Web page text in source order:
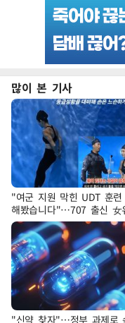
많이 본 기사
"여군 지원 막힌 UDT 훈련
해봤습니다"…707 출신 女
'완벽 소화'
"신약 찾자"…정부 과제로